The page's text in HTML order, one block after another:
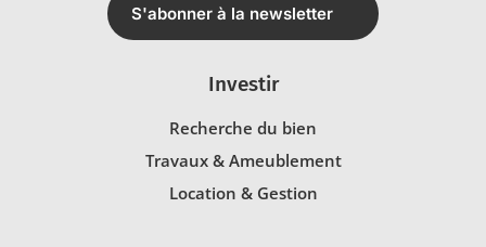
S'abonner à la newsletter
Investir
Recherche du bien
Travaux & Ameublement
Location & Gestion